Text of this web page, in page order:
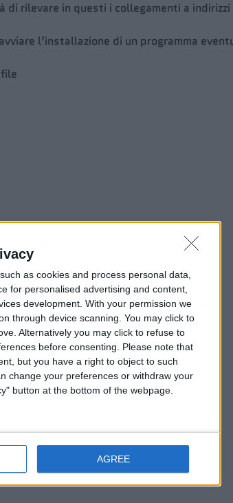
as cookies and process personal data,
for personalised advertising and content,
development. With your permission we
through device scanning. You may click to
Alternatively you may click to refuse to
before consenting.
Please note that
but you have a right to object to such
change your preferences or withdraw your
button at the bottom of the webpage.
AGREE
rilevare in questi i collegamenti a indirizzi
l’installazione di un programma
nelle versioni anteriori alla v.6.3.2.X)